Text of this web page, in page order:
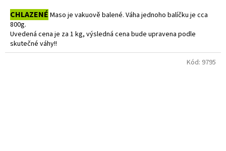
CHLAZENÉ Maso je vakuově balené. Váha jednoho balíčku je cca
800g.
Uvedená cena je za 1 kg, výsledná cena bude upravena podle
skutečné váhy!!
Do košíku vkládejte počet balení.
Kód: 9795